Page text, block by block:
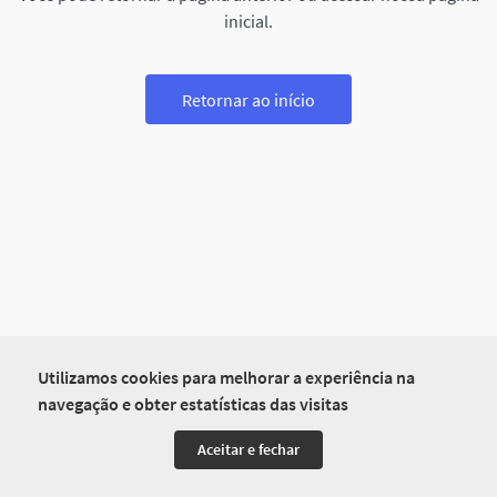
Utilizamos cookies para melhorar a experiência na
navegação e obter estatísticas das visitas
Aceitar e fechar
inicial.
Retornar ao início